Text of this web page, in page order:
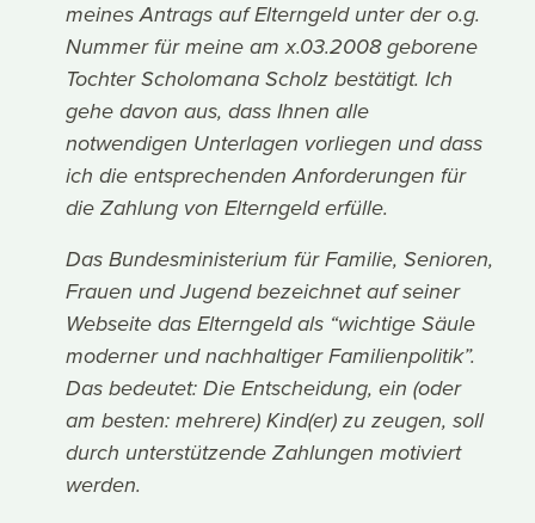
meines Antrags auf Elterngeld unter der o.g.
Nummer für meine am x.03.2008 geborene
Tochter Scholomana Scholz bestätigt. Ich
gehe davon aus, dass Ihnen alle
notwendigen Unterlagen vorliegen und dass
ich die entsprechenden Anforderungen für
die Zahlung von Elterngeld erfülle.
Das Bundesministerium für Familie, Senioren,
Frauen und Jugend bezeichnet auf seiner
Webseite das Elterngeld als “wichtige Säule
moderner und nachhaltiger Familienpolitik”.
Das bedeutet: Die Entscheidung, ein (oder
am besten: mehrere) Kind(er) zu zeugen, soll
durch unterstützende Zahlungen motiviert
werden.